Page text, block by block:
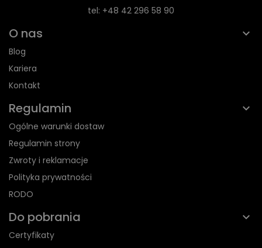
tel: +48 42 296 58 90
O nas
Blog
Kariera
Kontakt
Regulamin
Ogólne warunki dostaw
Regulamin strony
Zwroty i reklamacje
Polityka prywatności
RODO
Do pobrania
Certyfikaty